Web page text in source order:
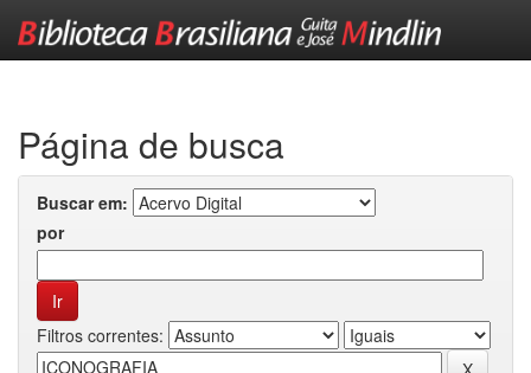
Página de busca
Buscar em:
por
Filtros correntes: